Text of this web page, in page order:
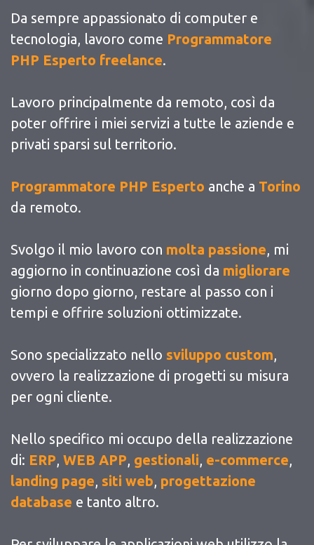
Da sempre appassionato di computer e
tecnologia, lavoro come Programmatore
PHP Esperto freelance.
Lavoro principalmente da remoto, così da
poter offrire i miei servizi a tutte le aziende e
privati sparsi sul territorio.
Programmatore PHP Esperto anche a Torino
da remoto.
Svolgo il mio lavoro con molta passione, mi
aggiorno in continuazione così da migliorare
giorno dopo giorno, restare al passo con i
tempi e offrire soluzioni ottimizzate.
Sono specializzato nello sviluppo custom,
ovvero la realizzazione di progetti su misura
per ogni cliente.
Nello specifico mi occupo della realizzazione
di: ERP, WEB APP, gestionali, e-commerce,
landing page, siti web, progettazione
database e tanto altro.